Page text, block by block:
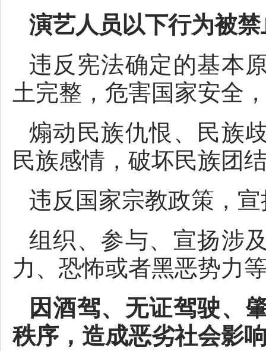
演艺人员以下行为被
违反宪法确定的基本
土完整，危害国家安全
煽动民族仇恨、民族
民族感情，破坏民族团
违反国家宗教政策，
组织、参与、宣扬涉
力、恐怖或者黑恶势力
因酒驾、无证驾驶、
秩序，造成恶劣社会影